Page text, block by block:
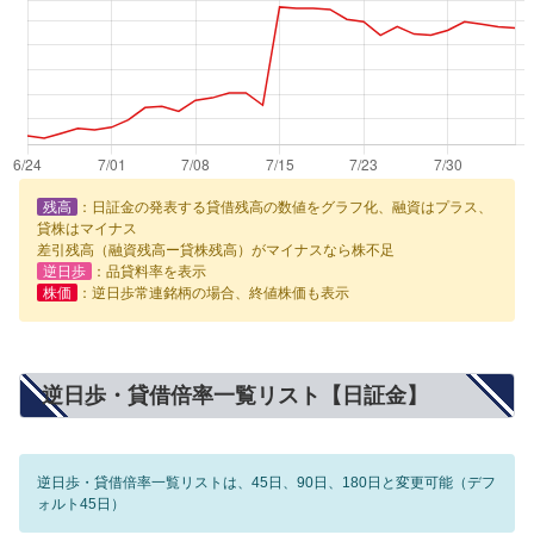
残高
：日証金の発表する貸借残高の数値をグラフ化、融資はプラス、
貸株はマイナス
差引残高（融資残高ー貸株残高）がマイナスなら株不足
逆日歩
：品貸料率を表示
株価
：逆日歩常連銘柄の場合、終値株価も表示
逆日歩・貸借倍率一覧リスト【日証金】
逆日歩・貸借倍率一覧リストは、45日、90日、180日と変更可能（デフ
ォルト45日）